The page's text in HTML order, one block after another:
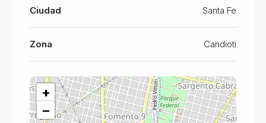
Ciudad Santa Fe
Zona Candioti
+
−